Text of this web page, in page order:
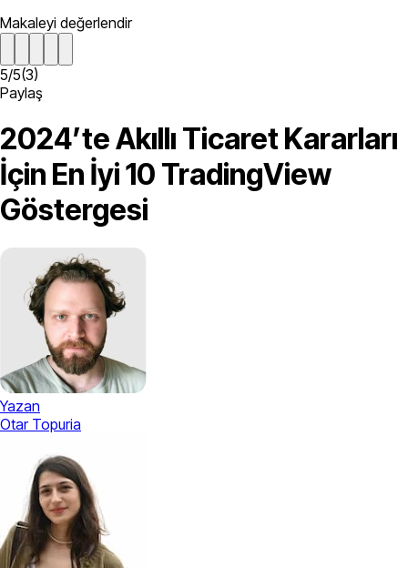
Makaleyi değerlendir
5/5(3)
Paylaş
2024’te Akıllı Ticaret Kararları
İçin En İyi 10 TradingView
Göstergesi
Yazan
Otar Topuria